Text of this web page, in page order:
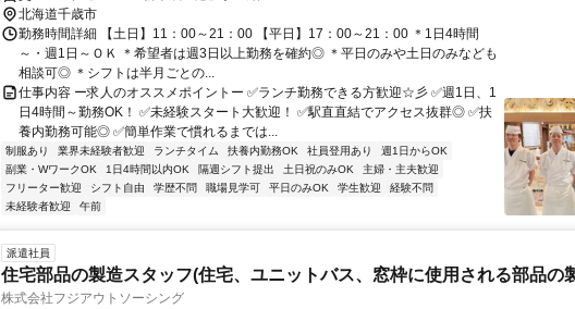
北海道千歳市
勤務時間詳細 【土日】11：00～21：00 【平日】17：00～21：00 ＊1日4時間
～・週1日～ＯＫ ＊希望者は週3日以上勤務を確約◎ ＊平日のみや土日のみなども
相談可◎ ＊シフトは半月ごとの...
仕事内容 ー求人のオススメポイントー ✅ランチ勤務できる方歓迎☆彡 ✅週1日、1
日4時間～勤務OK！ ✅未経験スタート大歓迎！ ✅駅直直結でアクセス抜群◎ ✅扶
養内勤務可能◎ ✅簡単作業で慣れるまでは...
制服あり 業界未経験者歓迎 ランチタイム 扶養内勤務OK 社員登用あり
週1日からOK
副業・WワークOK
1日4時間以内OK 隔週シフト提出 土日祝のみOK
主婦・主夫歓迎
フリーター歓迎
シフト自由 学歴不問 職場見学可 平日のみOK 学生歓迎
経験不問
未経験者歓迎
午前
派遣社員
住宅部品の製造スタッフ(住宅、ユニットバス、窓枠に使用される部品の
株式会社フジアウトソーシング